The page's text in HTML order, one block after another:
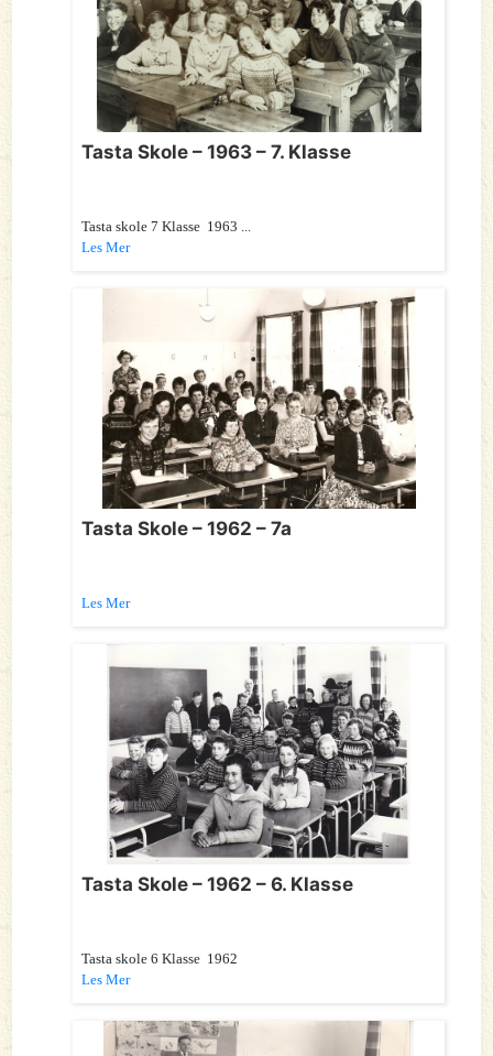
Tasta Skole – 1963 – 7. Klasse
Tasta skole 7 Klasse 1963 ...
Les Mer
Tasta Skole – 1962 – 7a
Les Mer
Tasta Skole – 1962 – 6. Klasse
Tasta skole 6 Klasse 1962
Les Mer